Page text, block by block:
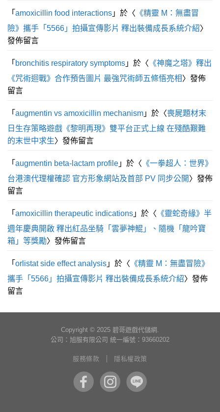
「 amoxicillin food interactions 」於〈 《精靈 M：無盡冒
險》攜手「5566」拍攝宣傳影片 釋出裝備成長系統介紹〉
發佈留言
「 bronchitis respiratory symptoms 」於〈 《神魔之塔》釋出
《咒術迴戰》合作預告圖片 最強咒術師五條悟亮相〉發佈
留言
「 augmentin vs amoxicillin mechanism 」於〈喪屍題材末
日生存策略遊戲《黎明再現》雙平台正式上線 在殘酷艱難
的末世中求生〉發佈留言
「 augmentin beta‑lactam profile 」於〈 《一拳超人：世界》
台港澳代理權確認 官方形象網站及首部 PV 同步公開〉發佈
留言
「 amoxicillin therapeutic indications 」於〈 《靈蛇奇緣》半
週年慶典開啟 釋出紅品坐騎「雲夢神鯤」、隨機「龍吟寶
箱」等獎勵〉發佈留言
「 orlistat side effect analysis 」於〈 《精靈 M：無盡冒險》
攜手「5566」拍攝宣傳影片 釋出裝備成長系統介紹〉發佈
留言
服務條款 隱私權政策